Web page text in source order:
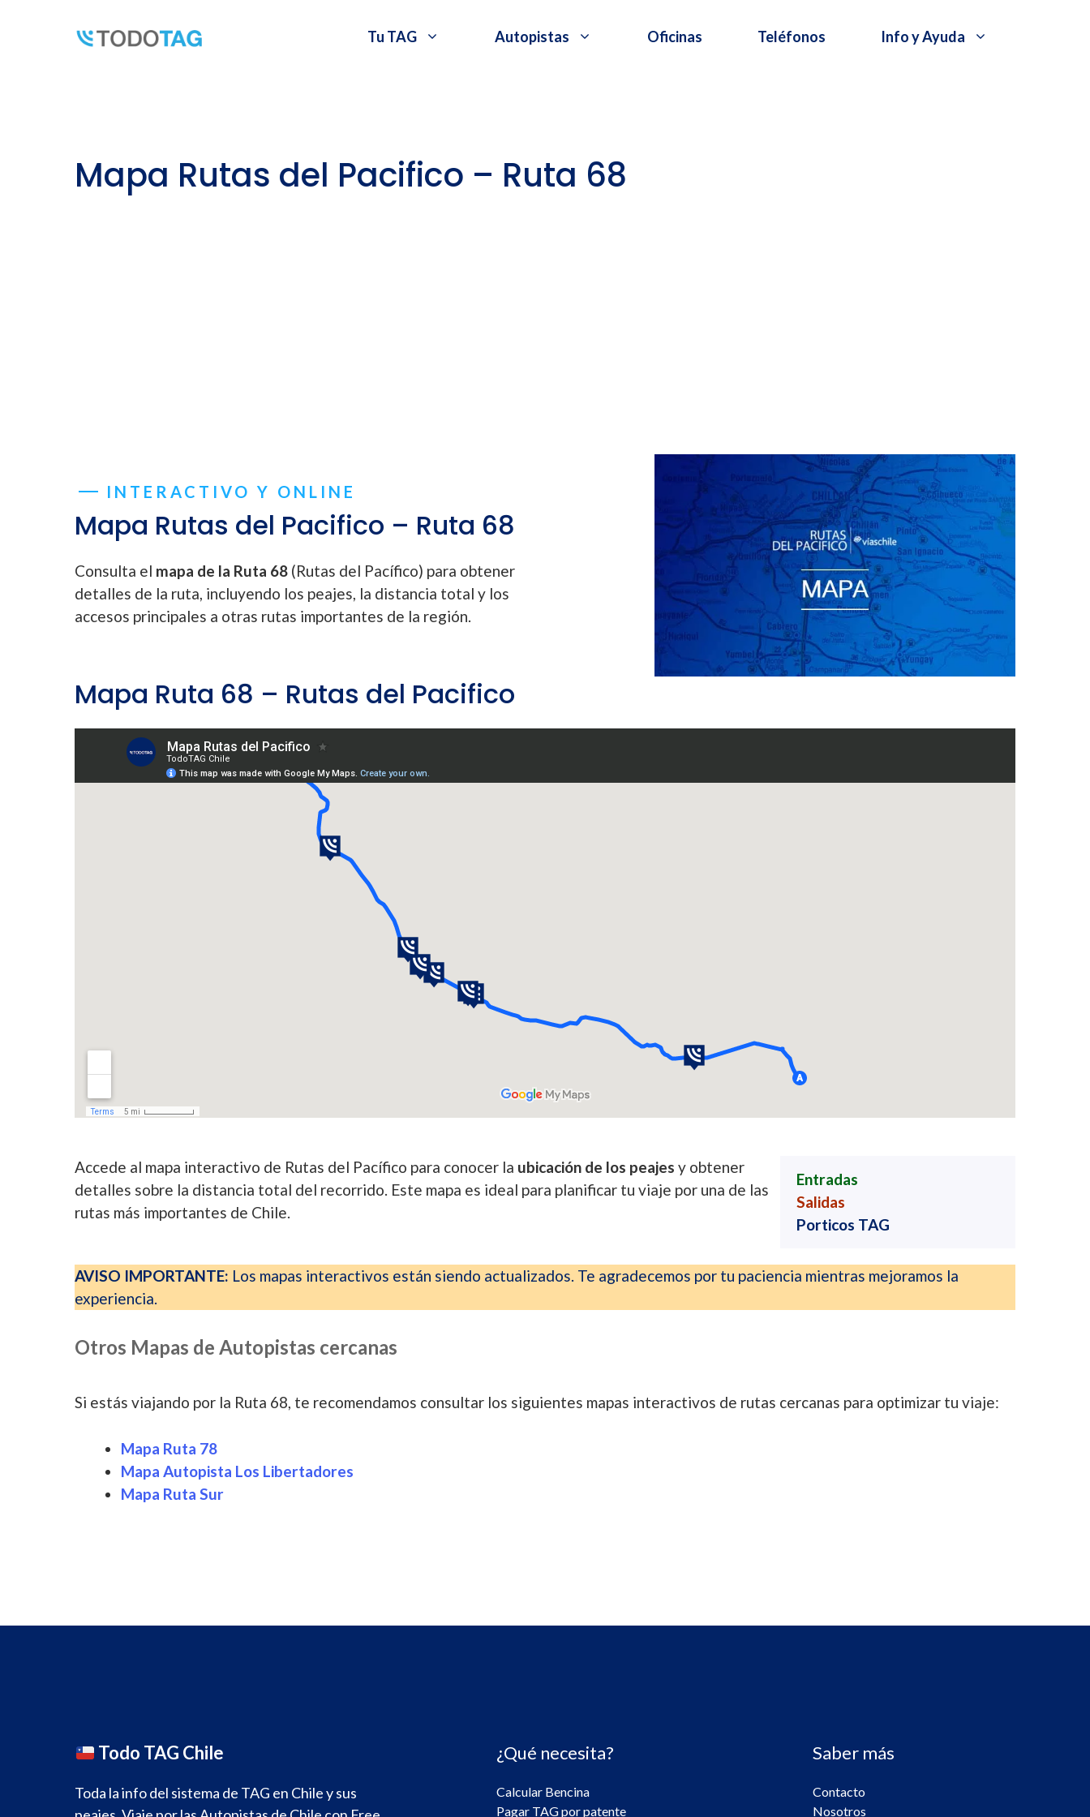
Tu TAG Autopistas Oficinas Teléfonos Info y Ayuda
Mapa Rutas del Pacifico – Ruta 68
INTERACTIVO Y ONLINE
Mapa Rutas del Pacifico – Ruta 68
Consulta el mapa de la Ruta 68 (Rutas del Pacífico) para obtener
detalles de la ruta, incluyendo los peajes, la distancia total y los
accesos principales a otras rutas importantes de la región.
Mapa Ruta 68 – Rutas del Pacifico
Accede al mapa interactivo de Rutas del Pacífico para conocer la ubicación de los peajes y obtener
detalles sobre la distancia total del recorrido. Este mapa es ideal para planificar tu viaje por una de las
rutas más importantes de Chile.
Entradas
Salidas
Porticos TAG
AVISO IMPORTANTE: Los mapas interactivos están siendo actualizados. Te agradecemos por tu paciencia mientras mejoramos la
experiencia.
Otros Mapas de Autopistas cercanas
Si estás viajando por la Ruta 68, te recomendamos consultar los siguientes mapas interactivos de rutas cercanas para optimizar tu viaje:
Mapa Ruta 78
Mapa Autopista Los Libertadores
Mapa Ruta Sur
Todo TAG Chile
Toda la info del sistema de TAG en Chile y sus
¿Qué necesita?
Calcular Bencina
Pagar TAG por patente
Saber más
Contacto
Nosotros